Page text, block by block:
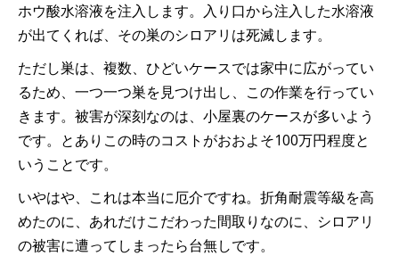
ホウ酸水溶液を注入します。入り口から注入した水溶液
が出てくれば、その巣のシロアリは死滅します。
ただし巣は、複数、ひどいケースでは家中に広がってい
るため、一つ一つ巣を見つけ出し、この作業を行ってい
きます。被害が深刻なのは、小屋裏のケースが多いよう
です。とありこの時のコストがおおよそ100万円程度と
いうことです。
いやはや、これは本当に厄介ですね。折角耐震等級を高
めたのに、あれだけこだわった間取りなのに、シロアリ
の被害に遭ってしまったら台無しです。